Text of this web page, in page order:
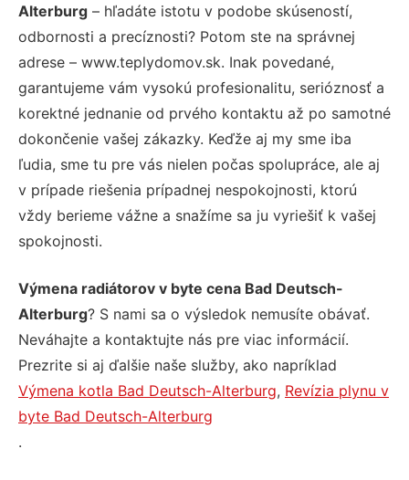
Alterburg – hľadáte istotu v podobe skúseností,
odbornosti a precíznosti? Potom ste na správnej
adrese – www.teplydomov.sk. Inak povedané,
garantujeme vám vysokú profesionalitu, serióznosť a
korektné jednanie od prvého kontaktu až po samotné
dokončenie vašej zákazky. Keďže aj my sme iba
ľudia, sme tu pre vás nielen počas spolupráce, ale aj
v prípade riešenia prípadnej nespokojnosti, ktorú
vždy berieme vážne a snažíme sa ju vyriešiť k vašej
spokojnosti.
Výmena radiátorov v byte cena Bad Deutsch-
Alterburg? S nami sa o výsledok nemusíte obávať.
Neváhajte a kontaktujte nás pre viac informácií.
Prezrite si aj ďalšie naše služby, ako napríklad
Výmena kotla Bad Deutsch-Alterburg, Revízia plynu v
byte Bad Deutsch-Alterburg
.